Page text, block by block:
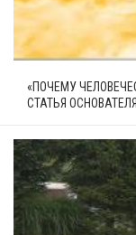
«ПОЧЕМУ
СТАТЬЯ